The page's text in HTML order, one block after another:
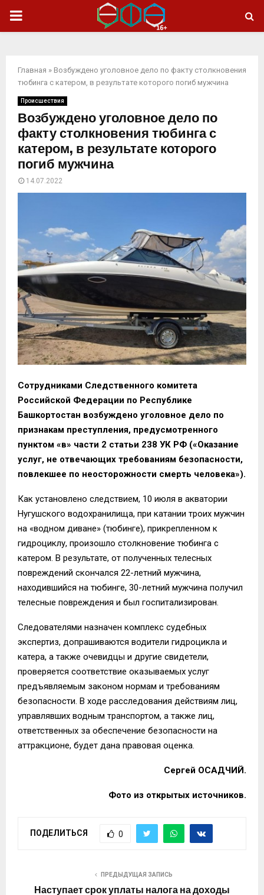
ОСНОВНОЕ
Главная » Возбуждено уголовное дело по факту столкновения
тюбинга с катером, в результате которого погиб мужчина
Происшествия
Возбуждено уголовное дело по
факту столкновения тюбинга с
катером, в результате которого
погиб мужчина
14.07.2022
Сотрудниками Следственного комитета
Российской Федерации по Республике
Башкортостан возбуждено уголовное дело по
признакам преступления, предусмотренного
пунктом «в» части 2 статьи 238 УК РФ («Оказание
услуг, не отвечающих требованиям безопасности,
повлекшее по неосторожности смерть человека»).
Как установлено следствием, 10 июля в акватории
Нугушского водохранилища, при катании троих мужчин
на «водном диване» (тюбинге), прикрепленном к
гидроциклу, произошло столкновение тюбинга с
катером. В результате, от полученных телесных
повреждений скончался 22-летний мужчина,
находившийся на тюбинге, 30-летний мужчина получил
телесные повреждения и был госпитализирован.
Следователями назначен комплекс судебных
экспертиз, допрашиваются водители гидроцикла и
катера, а также очевидцы и другие свидетели,
проверяется соответствие оказываемых услуг
предъявляемым законом нормам и требованиям
безопасности. В ходе расследования действиям лиц,
управлявших водным транспортом, а также лиц,
ответственных за обеспечение безопасности на
аттракционе, будет дана правовая оценка.
Сергей ОСАДЧИЙ.
Фото из открытых источников.
ПОДЕЛИТЬСЯ 0
ПРЕДЫДУЩАЯ ЗАПИСЬ
Наступает срок уплаты налога на доходы